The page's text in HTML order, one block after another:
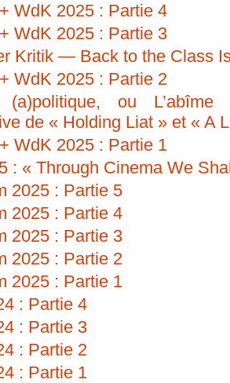
WdK 2025 : Partie 4
WdK 2025 : Partie 3
Kritik — Back to the Class
WdK 2025 : Partie 2
(a)politique, ou
de « Holding Liat » et « A
WdK 2025 : Partie 1
: « Through Cinema We
2025 : Partie 5
2025 : Partie 4
2025 : Partie 3
2025 : Partie 2
2025 : Partie 1
: Partie 4
: Partie 3
: Partie 2
: Partie 1